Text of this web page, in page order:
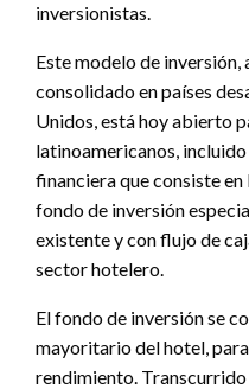
inversionistas.
Este modelo de
consolidado en países
Unidos, está hoy abierto
latinoamericanos,
financiera que consiste
fondo de inversión
existente y con flujo de
sector hotelero.
El fondo de inversión se
mayoritario del hotel,
rendimiento.